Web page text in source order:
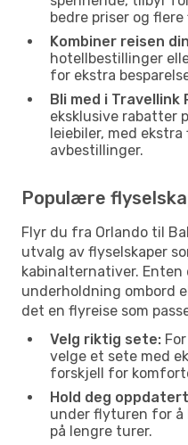
bedre priser og
Kombiner reisen
hotellbestillinger
for ekstra
Bli med i Travellink
eksklusive rabatter
leiebiler, med
avbestillinger.
Populære
Flyr du fra Orlando til
utvalg av flyselskaper
kabinalternativer.
underholdning ombord
det en flyreise som
Velg riktig sete:
velge et sete med
forskjell for
Hold deg
under flyturen for å
på lengre turer.